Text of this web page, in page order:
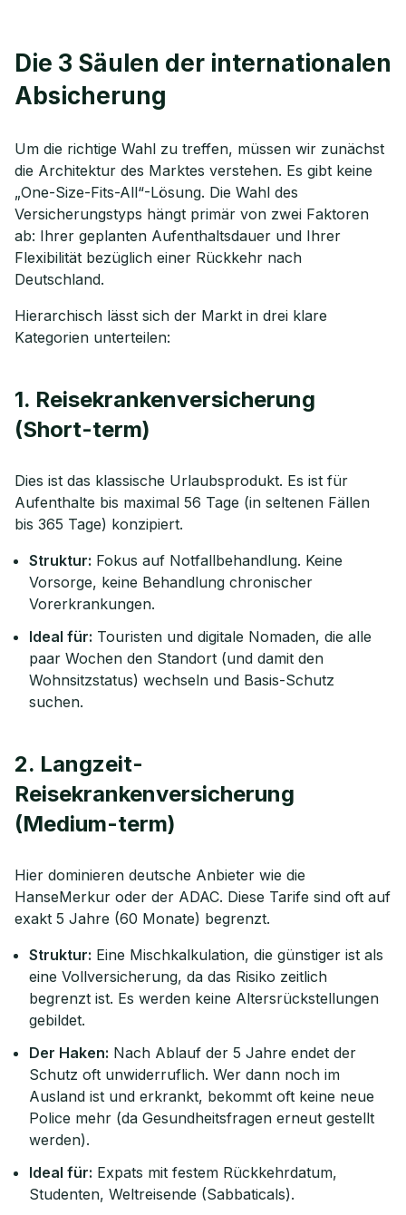
Die 3 Säulen der internationalen
Absicherung
Um die richtige Wahl zu treffen, müssen wir zunächst
die Architektur des Marktes verstehen. Es gibt keine
„One-Size-Fits-All“-Lösung. Die Wahl des
Versicherungstyps hängt primär von zwei Faktoren
ab: Ihrer geplanten Aufenthaltsdauer und Ihrer
Flexibilität bezüglich einer Rückkehr nach
Deutschland.
Hierarchisch lässt sich der Markt in drei klare
Kategorien unterteilen:
1. Reisekrankenversicherung
(Short-term)
Dies ist das klassische Urlaubsprodukt. Es ist für
Aufenthalte bis maximal 56 Tage (in seltenen Fällen
bis 365 Tage) konzipiert.
Struktur: Fokus auf Notfallbehandlung. Keine
Vorsorge, keine Behandlung chronischer
Vorerkrankungen.
Ideal für: Touristen und digitale Nomaden, die alle
paar Wochen den Standort (und damit den
Wohnsitzstatus) wechseln und Basis-Schutz
suchen.
2. Langzeit-
Reisekrankenversicherung
(Medium-term)
Hier dominieren deutsche Anbieter wie die
HanseMerkur oder der ADAC. Diese Tarife sind oft auf
exakt 5 Jahre (60 Monate) begrenzt.
Struktur: Eine Mischkalkulation, die günstiger ist als
eine Vollversicherung, da das Risiko zeitlich
begrenzt ist. Es werden keine Altersrückstellungen
gebildet.
Der Haken: Nach Ablauf der 5 Jahre endet der
Schutz oft unwiderruflich. Wer dann noch im
Ausland ist und erkrankt, bekommt oft keine neue
Police mehr (da Gesundheitsfragen erneut gestellt
werden).
Ideal für: Expats mit festem Rückkehrdatum,
Studenten, Weltreisende (Sabbaticals).